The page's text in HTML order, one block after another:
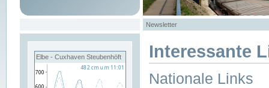
Newsletter
Elbe - Cuxhaven Steubenhöft Interessante
Nationale Links